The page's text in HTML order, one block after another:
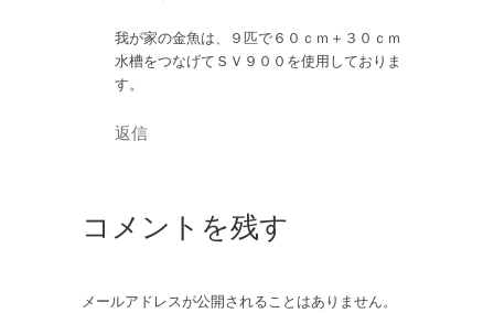
我が家の金魚は、９匹で６０ｃｍ＋３０ｃｍ
水槽をつなげてＳＶ９００を使用しておりま
す。
返信
コメントを残す
メールアドレスが公開されることはありません。